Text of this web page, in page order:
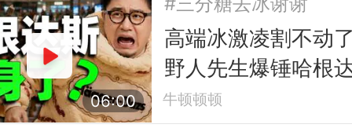
06:00
高端冰激凌割不动
野人先生爆锤哈根
牛顿顿顿